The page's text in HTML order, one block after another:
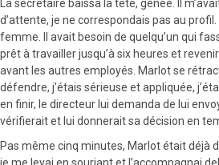
La secrétaire baissa la tête, gênée. Il
d’attente, je ne correspondais pas au profil.
femme. Il avait besoin de quelqu’un qui
prêt à travailler jusqu’à six heures et
avant les autres employés. Marlot se
défendre, j’étais sérieuse et appliquée,
en finir, le directeur lui demanda de lui
vérifierait et lui donnerait sa décision en
Pas même cinq minutes, Marlot était déjà
je me levai en souriant et l’accompagnai